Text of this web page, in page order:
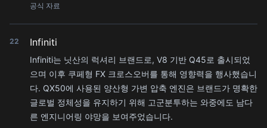
공식 자료
22 Infiniti
Infiniti는 닛산의 럭셔리 브랜드로, V8 기반 Q45로 출시되었
으며 이후 쿠페형 FX 크로스오버를 통해 영향력을 행사했습니
다. QX50에 사용된 양산형 가변 압축 엔진은 브랜드가 명확한
글로벌 정체성을 유지하기 위해 고군분투하는 와중에도 남다
른 엔지니어링 야망을 보여주었습니다.